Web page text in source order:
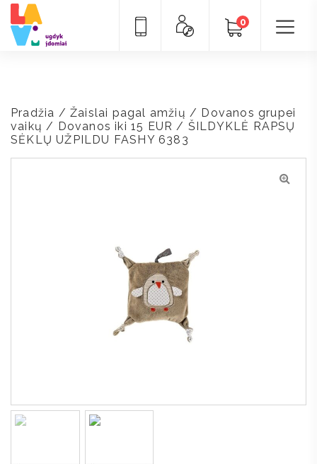
0
Pradžia /Žaislai pagal amžių / Dovanos grupei
vaikų / Dovanos iki 15 EUR / ŠILDYKLĖ RAPSŲ
SĖKLŲ UŽPILDU FASHY 6383